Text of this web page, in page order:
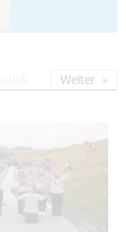
Weiter